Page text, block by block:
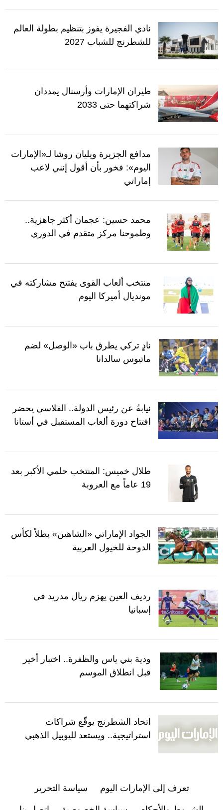
نادي الفجيرة يفوز بتنظيم بطولة العالم
للشطرنج للشباب 2027
طيران الإمارات وأرسنال يمددان
شراكتهما حتى 2033
مدافع الجزيرة ويليان روشا لـ«الإمارات
اليوم»: فخور بأن أقول إنني لاعب
إماراتي
محمد حسين: عجمان أكثر جاهزية..
وطموحنا مركز متقدم في الدوري
منتخب ألعاب القوى يفتتح مشاركته في
مونديال أميركا اليوم
نادٍ تركي يطرق باب «الوصل» لضم
ماتيوس سالدانا
نيابةً عن رئيس الدولة.. الفلاسي يحضر
افتتاح دورة ألعاب المستقبل في أستانا
طلال خميس: المنتخب حلمي الأكبر بعد
19 عاماً مع العروبة
الجواد الإماراتي «الشاهين» بطلاً لكأس
الدوحة للخيول العربية
رديف العين يهزم ريال مدريد في
إسبانيا
ودية بني ياس والظفرة.. اختبار أخير
قبل انطلاق الموسم
اتحاد الشطرنج يوقّع شراكات
استراتيجية.. ويستعد لليوبيل الذهبي
تعرف إلى الإمارات اليوم سياسة التحرير